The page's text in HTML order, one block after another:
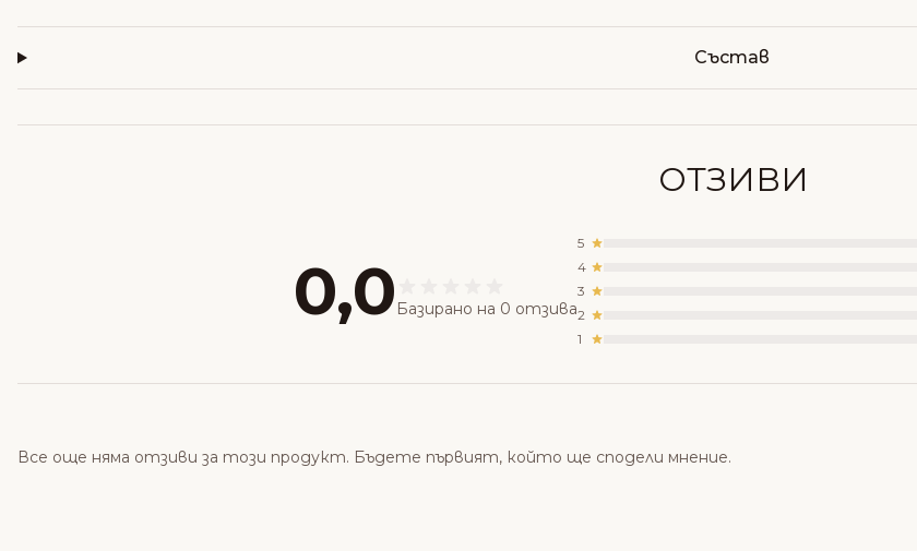
Състав
ОТЗИВИ
0,0 Базирано на 0 отзива
5
4
3
2
1
Все още няма отзиви за този продукт. Бъдете първият, който ще сподели мнение.